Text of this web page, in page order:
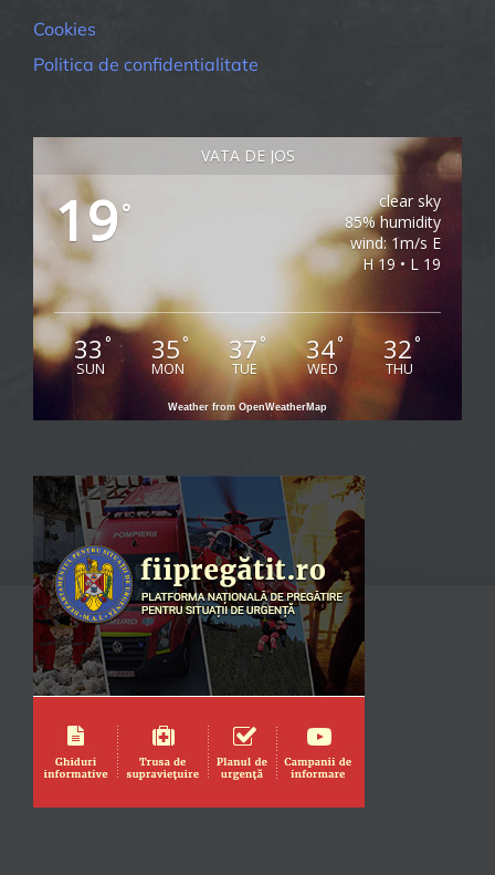
Cookies
Politica de confidentialitate
VATA DE JOS
19°
clear sky
85% humidity
wind: 1m/s E
H 19 • L 19
33 °
SUN
35°
MON
37°
TUE
34°
WED
32°
THU
Weather from OpenWeatherMap